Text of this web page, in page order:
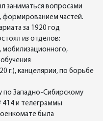
заниматься вопросами
формированием частей.
за 1920 год
из отделов:
мобилизационного,
г.), канцелярии, по борьбе
по Западно-Сибирскому
414 и телеграммы
была